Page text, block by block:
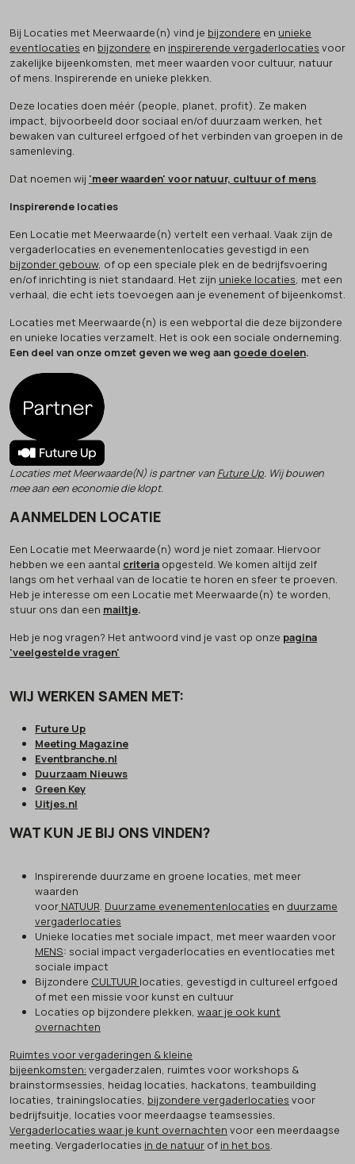
Bij Locaties met Meerwaarde(n) vind je bijzondere en unieke
eventlocaties en bijzondere en inspirerende vergaderlocaties voor
zakelijke bijeenkomsten, met meer waarden voor cultuur, natuur
of mens. Inspirerende en unieke plekken.
Deze locaties doen méér (people, planet, profit). Ze maken
impact, bijvoorbeeld door sociaal en/of duurzaam werken, het
bewaken van cultureel erfgoed of het verbinden van groepen in de
samenleving.
Dat noemen wij 'meer waarden' voor natuur, cultuur of mens.
Inspirerende locaties
Een Locatie met Meerwaarde(n) vertelt een verhaal. Vaak zijn de
vergaderlocaties en evenementenlocaties gevestigd in een
bijzonder gebouw, of op een speciale plek en de bedrijfsvoering
en/of inrichting is niet standaard. Het zijn unieke locaties, met een
verhaal, die echt iets toevoegen aan je evenement of bijeenkomst.
Locaties met Meerwaarde(n) is een webportal die deze bijzondere
en unieke locaties verzamelt. Het is ook een sociale onderneming.
Een deel van onze omzet geven we weg aan goede doelen.
Locaties met Meerwaarde(N) is partner van Future Up. Wij bouwen
mee aan een economie die klopt.
AANMELDEN LOCATIE
Een Locatie met Meerwaarde(n) word je niet zomaar. Hiervoor
hebben we een aantal criteria opgesteld. We komen altijd zelf
langs om het verhaal van de locatie te horen en sfeer te proeven.
Heb je interesse om een Locatie met Meerwaarde(n) te worden,
stuur ons dan een mailtje.
Heb je nog vragen? Het antwoord vind je vast op onze pagina
'veelgestelde vragen'
WIJ WERKEN SAMEN MET:
Future Up
Meeting Magazine
Eventbranche.nl
Duurzaam Nieuws
Green Key
Uitjes.nl
WAT KUN JE BIJ ONS VINDEN?
Inspirerende duurzame en groene locaties, met meer
waarden
voor NATUUR. Duurzame evenementenlocaties en duurzame
vergaderlocaties
Unieke locaties met sociale impact, met meer waarden voor
MENS: social impact vergaderlocaties en eventlocaties met
sociale impact
Bijzondere CULTUUR locaties, gevestigd in cultureel erfgoed
of met een missie voor kunst en cultuur
Locaties op bijzondere plekken, waar je ook kunt
overnachten
Ruimtes voor vergaderingen & kleine
bijeenkomsten: vergaderzalen, ruimtes voor workshops &
brainstormsessies, heidag locaties, hackatons, teambuilding
locaties, trainingslocaties, bijzondere vergaderlocaties voor
bedrijfsuitje, locaties voor meerdaagse teamsessies.
Vergaderlocaties waar je kunt overnachten voor een meerdaagse
meeting. Vergaderlocaties in de natuur of in het bos.